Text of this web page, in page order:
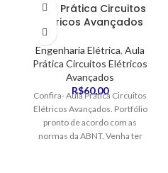
Aula Prática Circuitos
Elétricos Avançados
Engenharia Elétrica, Aula
Prática Circuitos Elétricos
Avançados
R$60,00
Confira- Aula Prática Circuitos
Elétricos Avançados. Portfólio
pronto de acordo com as
normas da ABNT. Venha ter